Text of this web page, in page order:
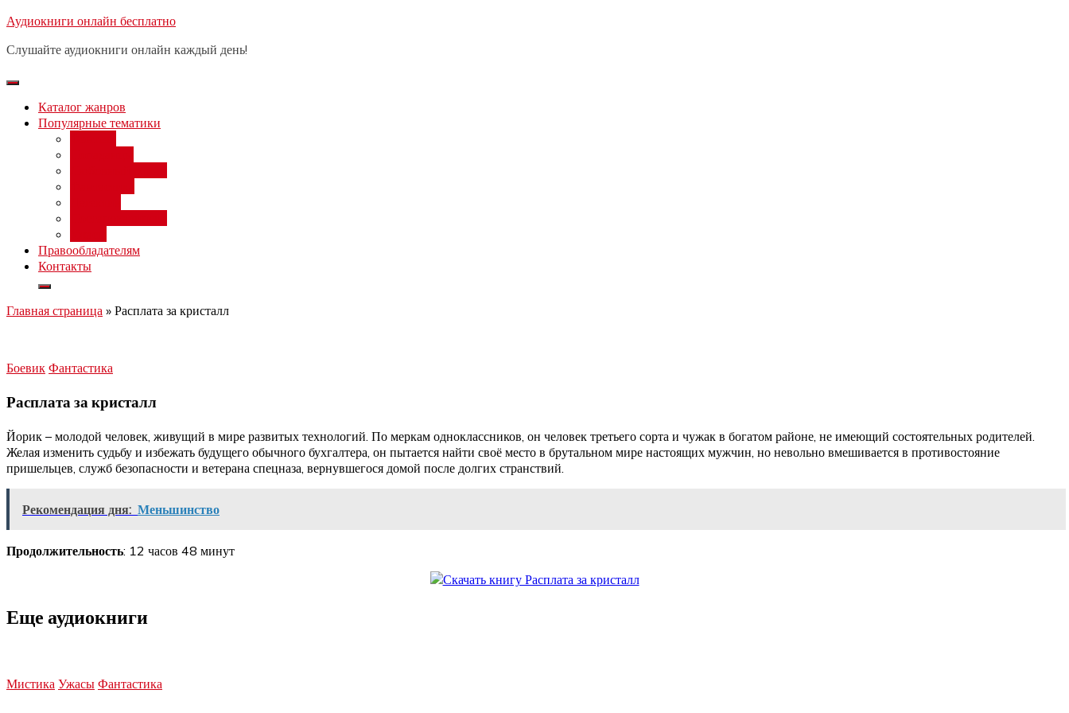
Перейти
содержимому
Аудиокниги онлайн бесплатно
Слушайте аудиокниги онлайн каждый день!
Каталог жанров
Популярные тематики
Правообладателям
Контакты
Главная страница » Расплата за кристалл
Боевик Фантастика
Расплата за кристалл
Йорик – молодой человек, живущий в мире развитых технологий. По меркам одноклассников, он человек третьего сорта и чужак в богатом районе, не имеющий состоятельных родителей.
Желая изменить судьбу и избежать будущего обычного бухгалтера, он пытается найти своё место в брутальном мире настоящих мужчин, но невольно вмешивается в противостояние
пришельцев, служб безопасности и ветерана спецназа, вернувшегося домой после долгих странствий.
Рекомендация дня: Меньшинство
Продолжительность: 12 часов 48 минут
Еще аудиокниги
Мистика Ужасы Фантастика